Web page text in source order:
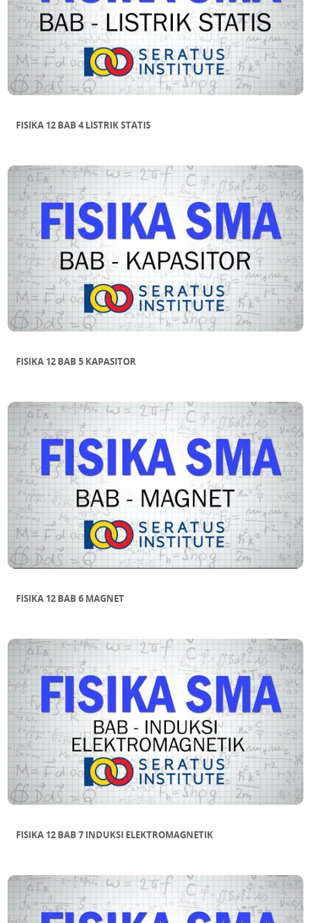
FISIKA 12 BAB 4 LISTRIK STATIS
FISIKA 12 BAB 5 KAPASITOR
FISIKA 12 BAB 6 MAGNET
FISIKA 12 BAB 7 INDUKSI ELEKTROMAGNETIK